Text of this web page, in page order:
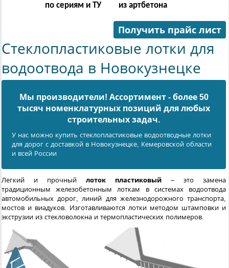
по сериям и ТУ
из артбетона
Получить прайс лист
Стеклопластиковые лотки для
водоотвода в Новокузнецке
Мы производители! Ассортимент - более 50
тысяч номенклатурных позиций для любых
cтроительных задач.
У нас можно купить стеклопластиковые водоотводные лотки
для дорог с доставкой в Новокузнецке, Кемеровской области
и всей России
Легкий и прочный лоток пластиковый – это замена
традиционным железобетонным лоткам в системах водоотвода
автомобильных дорог, линий для железнодорожного транспорта,
мостов и виадуков. Изготавливаются лотки методом штамповки и
экструзии из стекловолокна и термопластических полимеров.